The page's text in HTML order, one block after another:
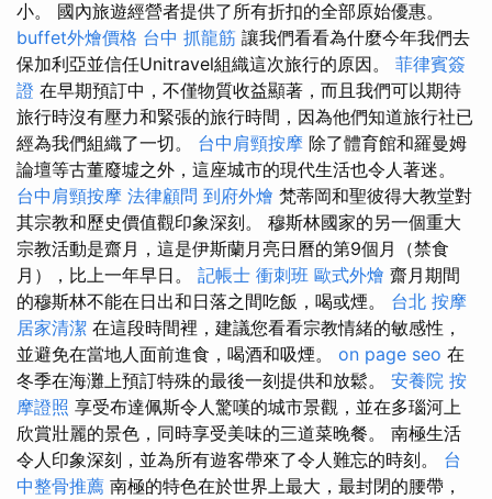
小。 國內旅遊經營者提供了所有折扣的全部原始優惠。
buffet外燴價格 台中 抓龍筋 讓我們看看為什麼今年我們去
保加利亞並信任Unitravel組織這次旅行的原因。 菲律賓簽
證 在早期預訂中，不僅物質收益顯著，而且我們可以期待
旅行時沒有壓力和緊張的旅行時間，因為他們知道旅行社已
經為我們組織了一切。 台中肩頸按摩 除了體育館和羅曼姆
論壇等古董廢墟之外，這座城市的現代生活也令人著迷。
台中肩頸按摩 法律顧問 到府外燴 梵蒂岡和聖彼得大教堂對
其宗教和歷史價值觀印象深刻。 穆斯林國家的另一個重大
宗教活動是齋月，這是伊斯蘭月亮日曆的第9個月（禁食
月），比上一年早日。 記帳士 衝刺班 歐式外燴 齋月期間
的穆斯林不能在日出和日落之間吃飯，喝或煙。 台北 按摩
居家清潔 在這段時間裡，建議您看看宗教情緒的敏感性，
並避免在當地人面前進食，喝酒和吸煙。 on page seo 在
冬季在海灘上預訂特殊的最後一刻提供和放鬆。 安養院 按
摩證照 享受布達佩斯令人驚嘆的城市景觀，並在多瑙河上
欣賞壯麗的景色，同時享受美味的三道菜晚餐。 南極生活
令人印象深刻，並為所有遊客帶來了令人難忘的時刻。 台
中整骨推薦 南極的特色在於世界上最大，最封閉的腰帶，